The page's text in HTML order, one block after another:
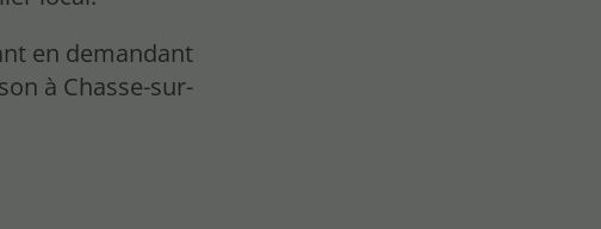
en demandant
à Chasse-sur-